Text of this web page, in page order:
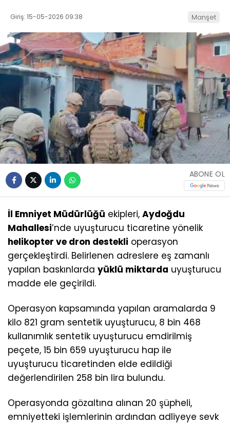
Giriş: 15-05-2026 09:38 Manşet
ABONE OL
İl Emniyet Müdürlüğü ekipleri, Aydoğdu
Mahallesi’nde uyuşturucu ticaretine yönelik
helikopter ve dron destekli operasyon
gerçekleştirdi. Belirlenen adreslere eş zamanlı
yapılan baskınlarda yüklü miktarda uyuşturucu
madde ele geçirildi.
Operasyon kapsamında yapılan aramalarda 9
kilo 821 gram sentetik uyuşturucu, 8 bin 468
kullanımlık sentetik uyuşturucu emdirilmiş
peçete, 15 bin 659 uyuşturucu hap ile
uyuşturucu ticaretinden elde edildiği
değerlendirilen 258 bin lira bulundu.
Operasyonda gözaltına alınan 20 şüpheli,
emniyetteki işlemlerinin ardından adliyeye sevk